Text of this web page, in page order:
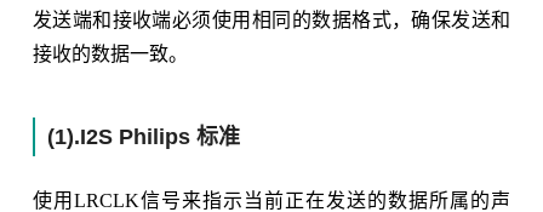
发送端和接收端必须使用相同的数据格式，确保发送和
接收的数据一致。
(1).I2S Philips 标准
使用LRCLK信号来指示当前正在发送的数据所属的声